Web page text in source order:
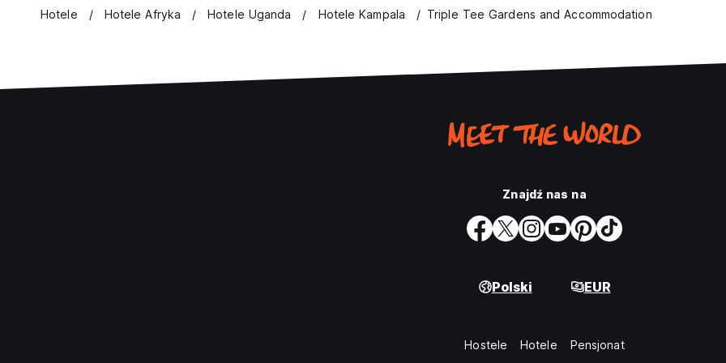
Hotele Hotele Afryka Hotele Uganda Hotele Kampala Triple Tee Gardens and Accommodation
Znajdź nas na
Polski EUR
Hostele Hotele Pensjonat